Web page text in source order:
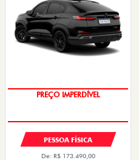
PESSOA FÍSICA
De: R$ 173.490,00